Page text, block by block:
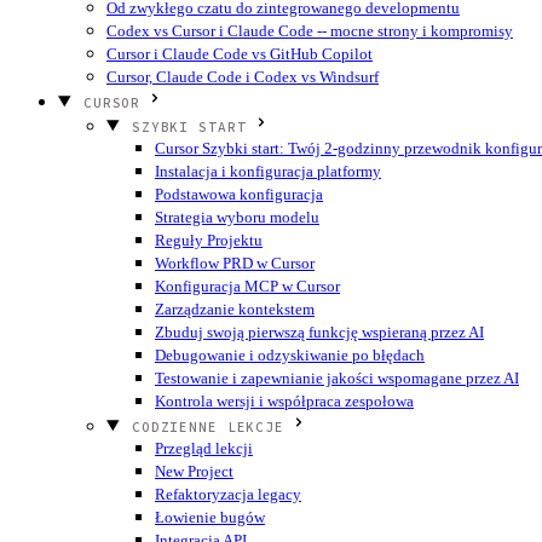
Od zwykłego czatu do zintegrowanego developmentu
Codex vs Cursor i Claude Code -- mocne strony i kompromisy
Cursor i Claude Code vs GitHub Copilot
Cursor, Claude Code i Codex vs Windsurf
CURSOR
SZYBKI START
Cursor Szybki start: Twój 2-godzinny przewodnik
Instalacja i konfiguracja platformy
Podstawowa konfiguracja
Strategia wyboru modelu
Reguły Projektu
Workflow PRD w Cursor
Konfiguracja MCP w Cursor
Zarządzanie kontekstem
Zbuduj swoją pierwszą funkcję wspieraną przez AI
Debugowanie i odzyskiwanie po błędach
Testowanie i zapewnianie jakości wspomagane przez AI
Kontrola wersji i współpraca zespołowa
CODZIENNE LEKCJE
Przegląd lekcji
New Project
Refaktoryzacja legacy
Łowienie bugów